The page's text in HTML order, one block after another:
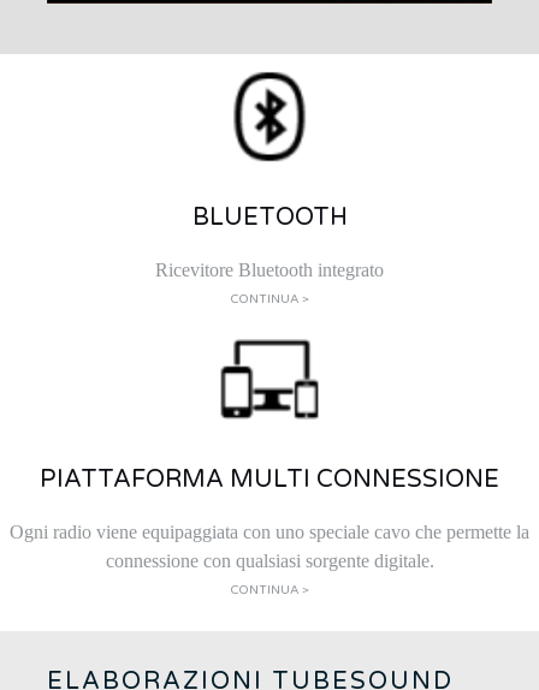
BLUETOOTH
Ricevitore Bluetooth integrato
CONTINUA >
PIATTAFORMA MULTI CONNESSIONE
Ogni radio viene equipaggiata con uno speciale cavo che permette la
connessione con qualsiasi sorgente digitale.
CONTINUA >
ELABORAZIONI TUBESOUND